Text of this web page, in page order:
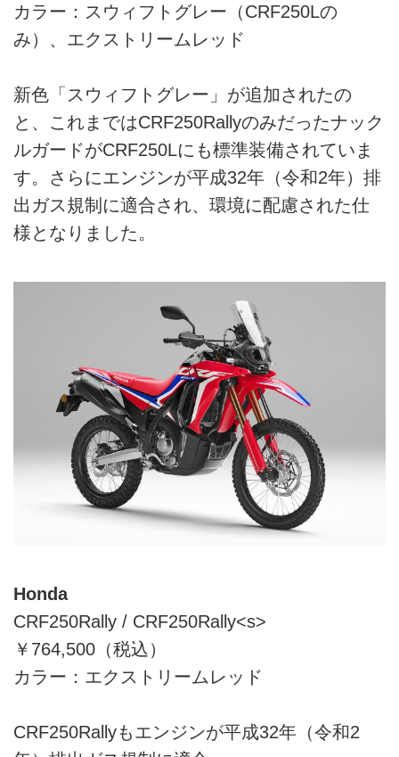
カラー：スウィフトグレー（CRF250Lの
み）、エクストリームレッド
新色「スウィフトグレー」が追加されたの
と、これまではCRF250Rallyのみだったナック
ルガードがCRF250Lにも標準装備されていま
す。さらにエンジンが平成32年（令和2年）排
出ガス規制に適合され、環境に配慮された仕
様となりました。
Honda
CRF250Rally / CRF250Rally<s>
￥764,500（税込）
カラー：エクストリームレッド
CRF250Rallyもエンジンが平成32年（令和2